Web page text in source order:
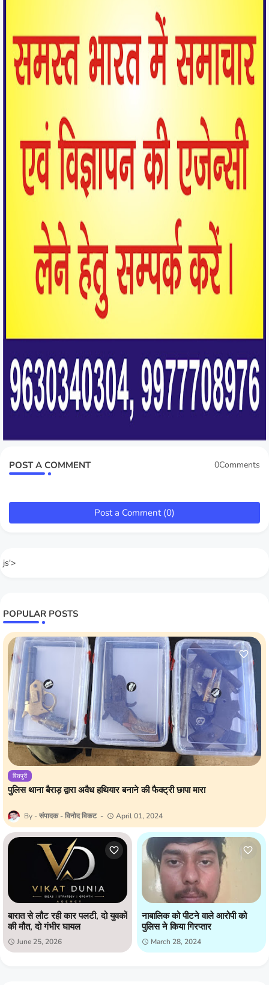
POST A COMMENT 0Comments
Post a Comment (0)
js'>
POPULAR POSTS
शिवपुरी
पुलिस थाना बैराड़ द्वारा अवैध हथियार बनाने की फैक्ट्री छापा मारा
संपादक - विनोद विकट April 01, 2024
बारात से लौट रही कार पलटी, दो युवकों
की मौत, दो गंभीर घायल
June 25, 2026
नाबालिक को पीटने वाले आरोपी को
पुलिस ने किया गिरप्तार
March 28, 2024